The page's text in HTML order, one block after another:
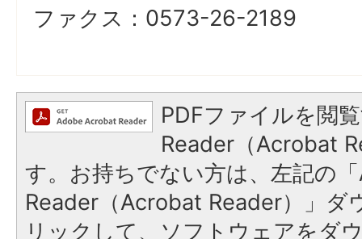
ファクス：0573-26-2189
PDFファイルを閲
Reader（Acrobat
す。お持ちでない方は、左記の
Reader（Acrobat Reader）」ダ
リックして、ソフトウェアをダ